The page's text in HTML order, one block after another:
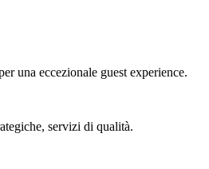
una eccezionale guest experience.
servizi di qualità.